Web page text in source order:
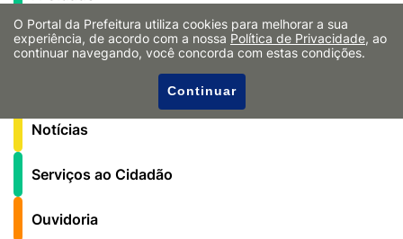
Governo
Notícias
Serviços ao Cidadão
Ouvidoria
O Portal da Prefeitura utiliza cookies para melhorar a sua
experiência, de acordo com a nossa Política de Privacidade, ao
continuar navegando, você concorda com estas condições.
Continuar